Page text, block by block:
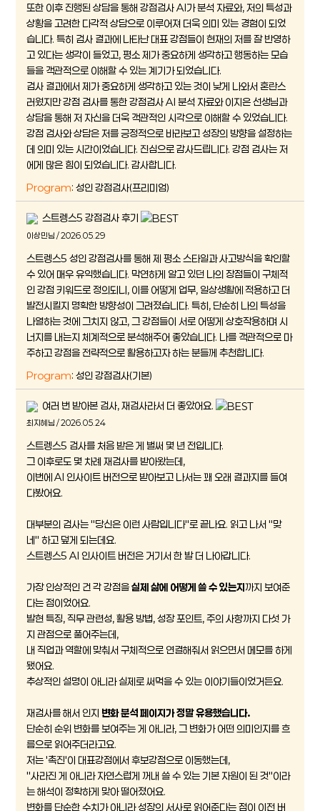
또한 이후 진행된 상담을 통해 강점검사 AI가 분석 자료와, 저의 특성과
상황을 고려한 다각적 상담으로 이루어져 더욱 의미 있는 경험이 되었
습니다. 특히 검사 결과에 나타난 대표 강점들이 현재의 저를 잘 반영하
고 있다는 생각이 들었고, 평소 제가 중요하게 생각하고 행동하는 모습
들을 객관적으로 이해할 수 있는 계기가 되었습니다.
검사 결과에서 제가 중요하게 생각하고 있는 것이 낮게 나와서 혼란스
러웠지만 강점 검사를 통한 강점검사 AI 분석 자료와 이지은 선생님과
상담을 통해 저 자신을 더욱 객관적인 시각으로 이해할 수 있었습니다.
강점 검사와 상담은 저를 긍정적으로 바라보고 성장의 방향을 설정하는
데 의미 있는 시간이었습니다. 진심으로 감사드립니다. 강점 검사는 저
에게 많은 힘이 되었습니다. 감사합니다.
Program: 성인 강점검사(프리미엄)
스트렝스5 강점검사 후기
이상민님 / 2026.05.29
스트렝스5 성인 강점검사를 통해 제 평소 스타일과 사고방식을 확인할
수 있어 매우 유익했습니다. 막연하게 알고 있던 나의 장점들이 구체적
인 강점 키워드로 정의되니, 이를 어떻게 업무, 일상생활에 적용하고 더
발전시킬지 명확한 방향성이 그려졌습니다. 특히, 단순히 나의 특성을
나열하는 것에 그치지 않고, 그 강점들이 서로 어떻게 상호작용하며 시
너지를 내는지 체계적으로 분석해주어 좋았습니다. 나를 객관적으로 마
주하고 강점을 전략적으로 활용하고자 하는 분들께 추천합니다.
Program: 성인 강점검사(기본)
여러 번 받아본 검사, 재검사라서 더 좋았어요.
최지혜님 / 2026.05.24
스트렝스5 검사를 처음 받은 게 벌써 몇 년 전입니다.
그 이후로도 몇 차례 재검사를 받아왔는데,
이번에 AI 인사이트 버전으로 받아보고 나서는 꽤 오래 결과지를 들여
다봤어요.
대부분의 검사는 "당신은 이런 사람입니다"로 끝나요. 읽고 나서 "맞
네" 하고 덮게 되는데요.
스트렝스5 AI 인사이트 버전은 거기서 한 발 더 나아갑니다.
가장 인상적인 건 각 강점을실제 삶에 어떻게 쓸 수 있는지까지 보여준
다는 점이었어요.
발현 특징, 직무 관련성, 활용 방법, 성장 포인트, 주의 사항까지 다섯 가
지 관점으로 풀어주는데,
내 직업과 역할에 맞춰서 구체적으로 연결해줘서 읽으면서 메모를 하게
됐어요.
추상적인 설명이 아니라 실제로 써먹을 수 있는 이야기들이었거든요.
재검사를 해서 인지 변화 분석 페이지가 정말 유용했습니다.
단순히 순위 변화를 보여주는 게 아니라, 그 변화가 어떤 의미인지를 흐
름으로 읽어주더라고요.
저는 '촉진'이 대표강점에서 후보강점으로 이동했는데,
"사라진 게 아니라 자연스럽게 꺼내 쓸 수 있는 기본 자원이 된 것"이라
는 해석이 정확하게 맞아 떨어졌어요.
변화를 단순한 수치가 아니라 성장의 서사로 읽어준다는 점이 이전 버